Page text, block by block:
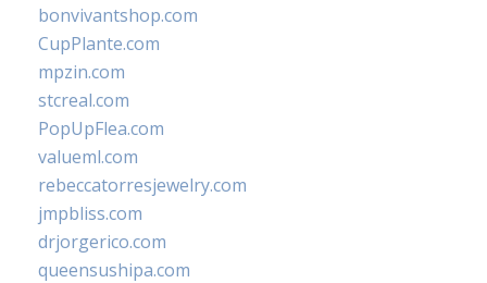
bonvivantshop.com
CupPlante.com
mpzin.com
stcreal.com
PopUpFlea.com
valueml.com
rebeccatorresjewelry.com
jmpbliss.com
drjorgerico.com
queensushipa.com